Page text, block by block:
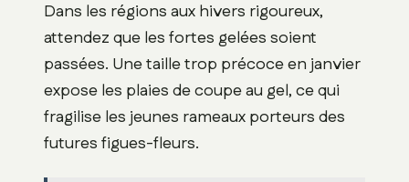
Dans les régions aux hivers rigoureux,
attendez que les fortes gelées soient
passées. Une taille trop précoce en janvier
expose les plaies de coupe au gel, ce qui
fragilise les jeunes rameaux porteurs des
futures figues-fleurs.